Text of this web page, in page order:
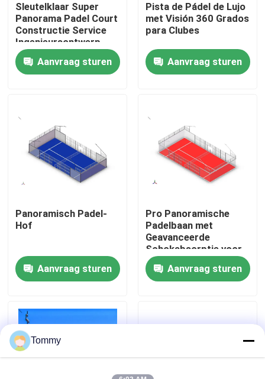
Huis
Producten
Over Ons
Fabriekstour
Kwaliteitscontrole
Neem contact met ons op
Gevallen
Sleutelklaar Super
Panorama Padel Court
Constructie Service
Ingenieursontwerp
Ondersteuning
Aanvraag sturen
Pista de Pádel de Lujo
met Visión 360 Grados
para Clubes
Aanvraag sturen
Panoramisch Padel-
Hof
Aanvraag sturen
Pro Panoramische
Padelbaan met
Geavanceerde
Schokabsorptie voor
Spelerveiligheid
Aanvraag sturen
Tommy